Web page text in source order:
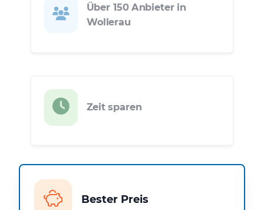
Über 150 Anbieter in
Wollerau
Zeit sparen
Bester Preis